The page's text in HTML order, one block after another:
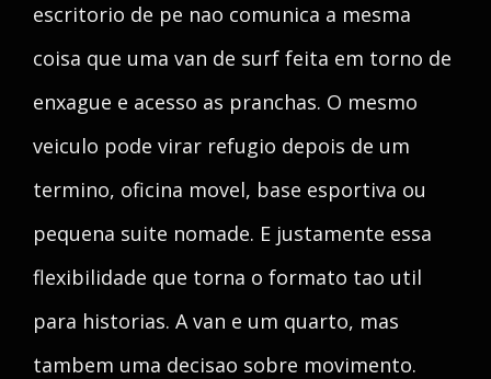
escritorio de pe nao comunica a mesma
coisa que uma van de surf feita em torno de
enxague e acesso as pranchas. O mesmo
veiculo pode virar refugio depois de um
termino, oficina movel, base esportiva ou
pequena suite nomade. E justamente essa
flexibilidade que torna o formato tao util
para historias. A van e um quarto, mas
tambem uma decisao sobre movimento.